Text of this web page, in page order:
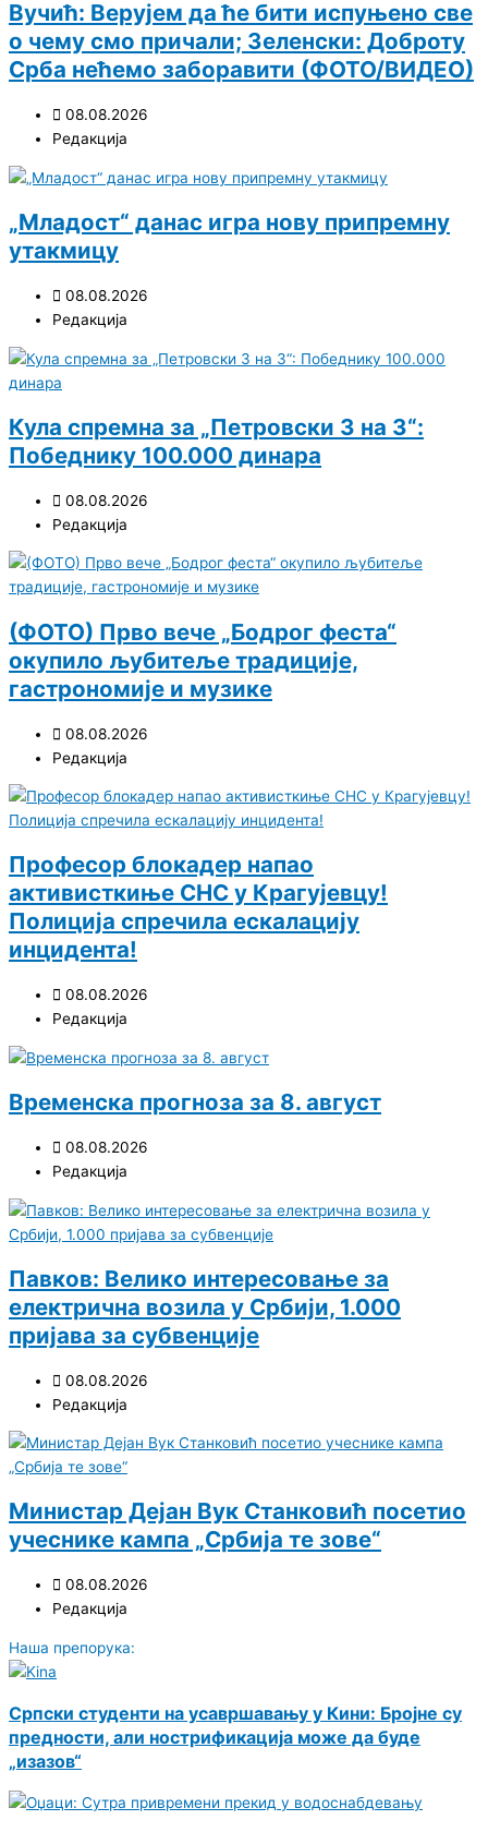
Вучић: Верујем да ће бити испуњено све
о чему смо причали; Зеленски: Доброту
Срба нећемо заборавити (ФОТО/ВИДЕО)
08.08.2026
Редакција
„Младост“ данас игра нову припремну
утакмицу
08.08.2026
Редакција
Кула спремна за „Петровски 3 на 3“:
Победнику 100.000 динара
08.08.2026
Редакција
(ФОТО) Прво вече „Бодрог феста“
окупило љубитеље традиције,
гастрономије и музике
08.08.2026
Редакција
Професор блокадер напао
активисткиње СНС у Крагујевцу!
Полиција спречила ескалацију
инцидента!
08.08.2026
Редакција
Временска прогноза за 8. август
08.08.2026
Редакција
Павков: Велико интересовање за
електрична возила у Србији, 1.000
пријава за субвенције
08.08.2026
Редакција
Министар Дејан Вук Станковић посетио
учеснике кампа „Србија те зове“
08.08.2026
Редакција
Наша препорука:
Српски студенти на усавршавању у Кини: Бројне су
предности, али нострификација може да буде
„изазов“